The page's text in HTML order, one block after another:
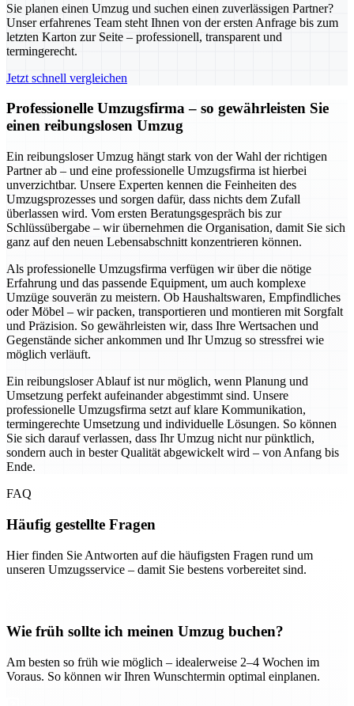
Sie planen einen Umzug und suchen einen zuverlässigen Partner?
Unser erfahrenes Team steht Ihnen von der ersten Anfrage bis zum
letzten Karton zur Seite – professionell, transparent und
termingerecht.
Jetzt schnell vergleichen
Professionelle Umzugsfirma – so gewährleisten Sie
einen reibungslosen Umzug
Ein reibungsloser Umzug hängt stark von der Wahl der richtigen
Partner ab – und eine professionelle Umzugsfirma ist hierbei
unverzichtbar. Unsere Experten kennen die Feinheiten des
Umzugsprozesses und sorgen dafür, dass nichts dem Zufall
überlassen wird. Vom ersten Beratungsgespräch bis zur
Schlüssübergabe – wir übernehmen die Organisation, damit Sie sich
ganz auf den neuen Lebensabschnitt konzentrieren können.
Als professionelle Umzugsfirma verfügen wir über die nötige
Erfahrung und das passende Equipment, um auch komplexe
Umzüge souverän zu meistern. Ob Haushaltswaren, Empfindliches
oder Möbel – wir packen, transportieren und montieren mit Sorgfalt
und Präzision. So gewährleisten wir, dass Ihre Wertsachen und
Gegenstände sicher ankommen und Ihr Umzug so stressfrei wie
möglich verläuft.
Ein reibungsloser Ablauf ist nur möglich, wenn Planung und
Umsetzung perfekt aufeinander abgestimmt sind. Unsere
professionelle Umzugsfirma setzt auf klare Kommunikation,
termingerechte Umsetzung und individuelle Lösungen. So können
Sie sich darauf verlassen, dass Ihr Umzug nicht nur pünktlich,
sondern auch in bester Qualität abgewickelt wird – von Anfang bis
Ende.
FAQ
Häufig gestellte Fragen
Hier finden Sie Antworten auf die häufigsten Fragen rund um
unseren Umzugsservice – damit Sie bestens vorbereitet sind.
Wie früh sollte ich meinen Umzug buchen?
Am besten so früh wie möglich – idealerweise 2–4 Wochen im
Voraus. So können wir Ihren Wunschtermin optimal einplanen.